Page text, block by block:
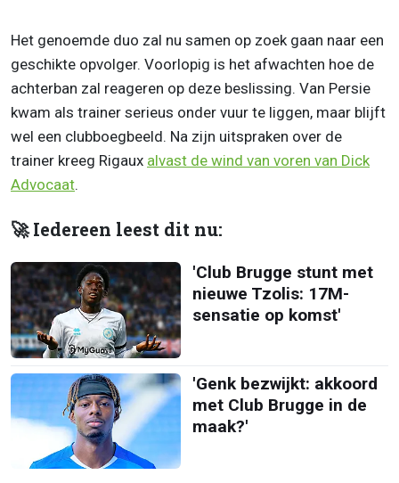
Het genoemde duo zal nu samen op zoek gaan naar een
geschikte opvolger. Voorlopig is het afwachten hoe de
achterban zal reageren op deze beslissing. Van Persie
kwam als trainer serieus onder vuur te liggen, maar blijft
wel een clubboegbeeld. Na zijn uitspraken over de
trainer kreeg Rigaux alvast de wind van voren van Dick
Advocaat.
🚀 Iedereen leest dit nu:
'Club Brugge stunt met
nieuwe Tzolis: 17M-
sensatie op komst'
'Genk bezwijkt: akkoord
met Club Brugge in de
maak?'